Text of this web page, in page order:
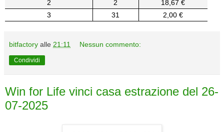
2
2
18,67 €
3
31 2,00 €
bitfactory alle 21:11 Nessun commento:
Condividi
Win for Life vinci casa estrazione del 26-
07-2025